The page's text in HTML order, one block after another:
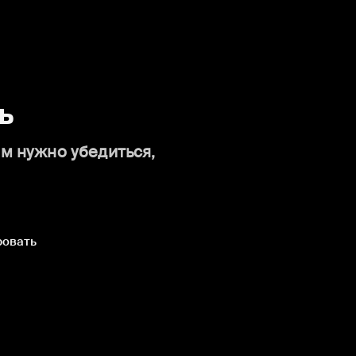
нужно убедиться,